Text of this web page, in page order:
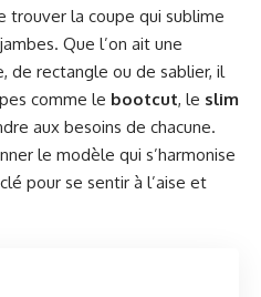
trouver la coupe qui sublime
Que l’on ait une
de rectangle ou de sablier, il
comme le bootcut, le slim
aux besoins de chacune.
le modèle qui s’harmonise
pour se sentir à l’aise et